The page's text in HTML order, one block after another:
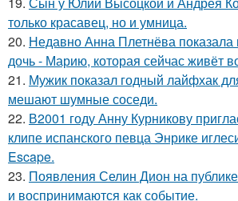
только красавец, но и умница.
20. Недавно Анна Плетнёва
дочь - Марию, которая сейчас живёт
21. Мужик показал годный лайфхак
мешают шумные соседи.
22. В2001 году Анну Курникову
клипе испанского певца Энрике
Escape.
23. Появления Селин Дион на
и воспринимаются как событие.